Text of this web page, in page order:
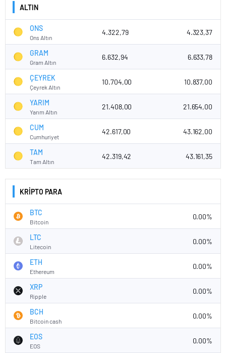
ALTIN
ONS
Ons Altın
4.322,79 4.323,37
GRAM
Gram Altın
6.632,94 6.633,78
ÇEYREK
Çeyrek Altın
10.704,00 10.837,00
YARIM
Yarım Altın
21.408,00 21.654,00
CUM
Cumhuriyet
42.617,00 43.162,00
TAM
Tam Altın
42.319,42 43.161,35
KRİPTO PARA
BTC
Bitcoin
0.00%
LTC
Litecoin
0.00%
ETH
Ethereum
0.00%
XRP
Ripple
0.00%
BCH
Bitcoin cash
0.00%
EOS
EOS
0.00%